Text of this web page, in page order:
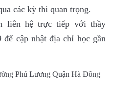
các kỳ thi quan trọng.
liên hệ trực tiếp với thầy
để cập nhật địa chỉ học gần